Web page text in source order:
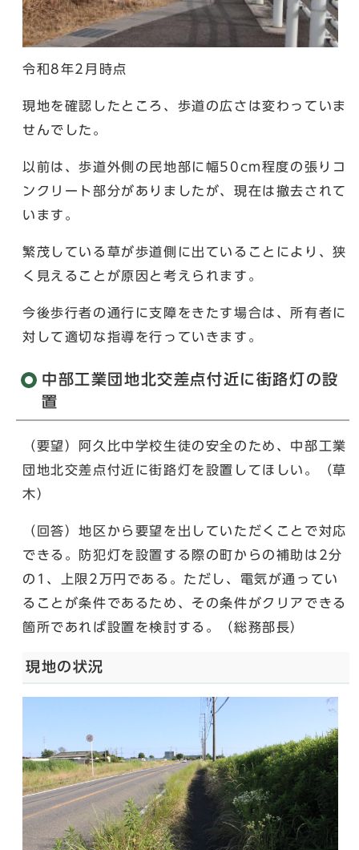
令和8年2月時点
現地を確認したところ、歩道の広さは変わっていま
せんでした。
以前は、歩道外側の民地部に幅50cm程度の張りコ
ンクリート部分がありましたが、現在は撤去されて
います。
繁茂している草が歩道側に出ていることにより、狭
く見えることが原因と考えられます。
今後歩行者の通行に支障をきたす場合は、所有者に
対して適切な指導を行っていきます。
中部工業団地北交差点付近に街路灯の設
置
（要望）阿久比中学校生徒の安全のため、中部工業
団地北交差点付近に街路灯を設置してほしい。（草
木）
（回答）地区から要望を出していただくことで対応
できる。防犯灯を設置する際の町からの補助は2分
の1、上限2万円である。ただし、電気が通ってい
ることが条件であるため、その条件がクリアできる
箇所であれば設置を検討する。（総務部長）
現地の状況